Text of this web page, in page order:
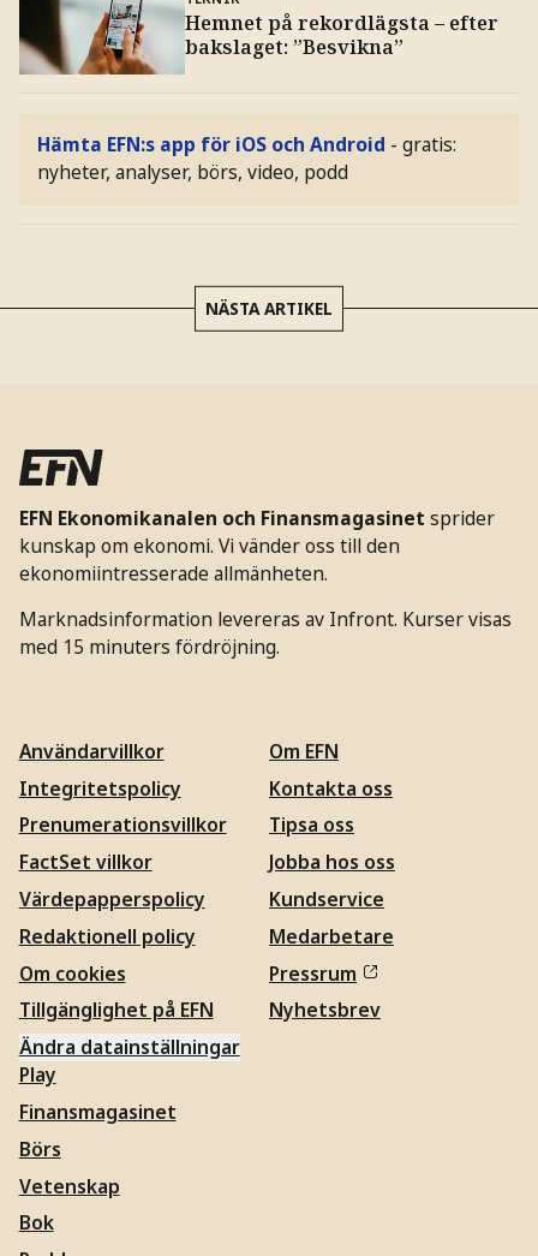
Hemnet på rekordlägsta – efter
bakslaget: ”Besvikna”
Hämta EFN:s app för iOS och Android - gratis:
nyheter, analyser, börs, video, podd
NÄSTA ARTIKEL
EFN Ekonomikanalen och Finansmagasinet sprider
kunskap om ekonomi. Vi vänder oss till den
ekonomiintresserade allmänheten.
Marknadsinformation levereras av Infront. Kurser visas
med 15 minuters fördröjning.
Användarvillkor
Integritetspolicy
Prenumerationsvillkor
FactSet villkor
Värdepapperspolicy
Redaktionell policy
Om cookies
Tillgänglighet på EFN
Ändra datainställningar
Om EFN
Kontakta oss
Tipsa oss
Jobba hos oss
Kundservice
Medarbetare
Pressrum
Nyhetsbrev
Play
Finansmagasinet
Börs
Vetenskap
Bok